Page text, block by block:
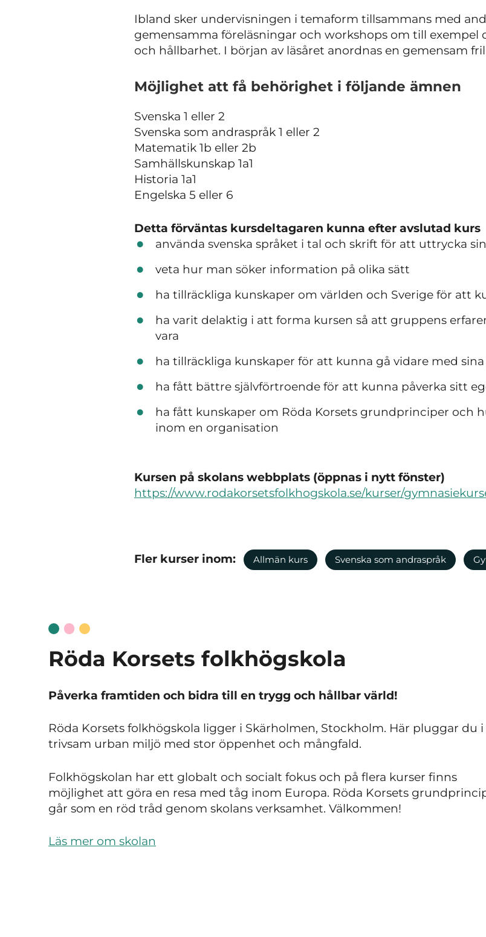
Ibland sker undervisningen i temaform tillsammans med
gemensamma föreläsningar och workshops om till
och hållbarhet. I början av läsåret anordnas en gemensam
Möjlighet att få behörighet i följande ämnen
Svenska 1 eller 2
Svenska som andraspråk 1 eller 2
Matematik 1b eller 2b
Samhällskunskap 1a1
Historia 1a1
Engelska 5 eller 6
Detta förväntas kursdeltagaren kunna efter avslutad kurs
använda svenska språket i tal och skrift för att uttrycka
veta hur man söker information på olika sätt
ha tillräckliga kunskaper om världen och Sverige för att
ha varit delaktig i att forma kursen så att gruppens
vara
ha tillräckliga kunskaper för att kunna gå vidare med
ha fått bättre självförtroende för att kunna påverka sitt
ha fått kunskaper om Röda Korsets grundprinciper och
inom en organisation
Kursen på skolans webbplats (öppnas i nytt fönster)
https://www.rodakorsetsfolkhogskola.se/kurser/
Fler kurser inom: Allmän kurs Svenska som andraspråk
Röda Korsets folkhögskola
Påverka framtiden och bidra till en trygg och hållbar värld!
Röda Korsets folkhögskola ligger i Skärholmen, Stockholm. Här pluggar du i
trivsam urban miljö med stor öppenhet och mångfald.
Folkhögskolan har ett globalt och socialt fokus och på flera kurser finns
möjlighet att göra en resa med tåg inom Europa. Röda Korsets
går som en röd tråd genom skolans verksamhet. Välkommen!
Läs mer om skolan